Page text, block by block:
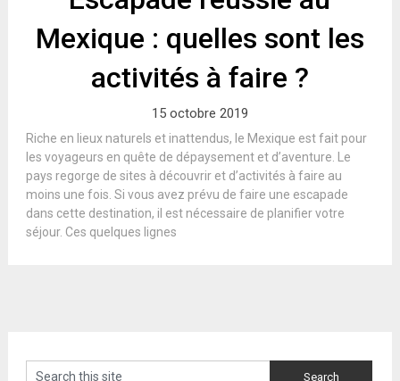
Mexique : quelles sont les
activités à faire ?
15 octobre 2019
Riche en lieux naturels et inattendus, le Mexique est fait pour
les voyageurs en quête de dépaysement et d’aventure. Le
pays regorge de sites à découvrir et d’activités à faire au
moins une fois. Si vous avez prévu de faire une escapade
dans cette destination, il est nécessaire de planifier votre
séjour. Ces quelques lignes